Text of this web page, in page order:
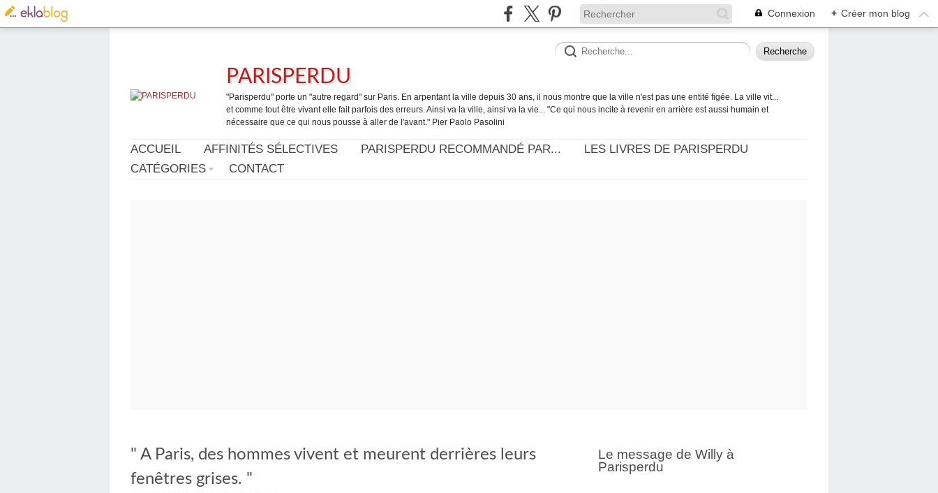
Connexion + Créer mon blog
PARISPERDU
"Parisperdu" porte un "autre regard" sur Paris. En arpentant la ville depuis 30 ans, il nous montre que la ville n'est pas une entité figée. La ville vit...
et comme tout être vivant elle fait parfois des erreurs. Ainsi va la ville, ainsi va la vie... "Ce qui nous incite à revenir en arrière est aussi humain et
nécessaire que ce qui nous pousse à aller de l'avant." Pier Paolo Pasolini
ACCUEIL AFFINITÉS SÉLECTIVES PARISPERDU RECOMMANDÉ PAR...
LES LIVRES DE PARISPERDU
CATÉGORIES
CONTACT
" A Paris, des hommes vivent et meurent derrières leurs
fenêtres grises. "
Le message de Willy à
Parisperdu